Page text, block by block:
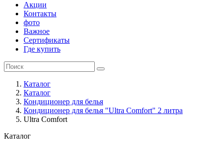
Акции
Контакты
фото
Важное
Сертификаты
Где купить
Каталог
Каталог
Кондиционер для белья
Кондиционер для белья "Ultra Comfort" 2 литра
Ultra Comfort
Каталог